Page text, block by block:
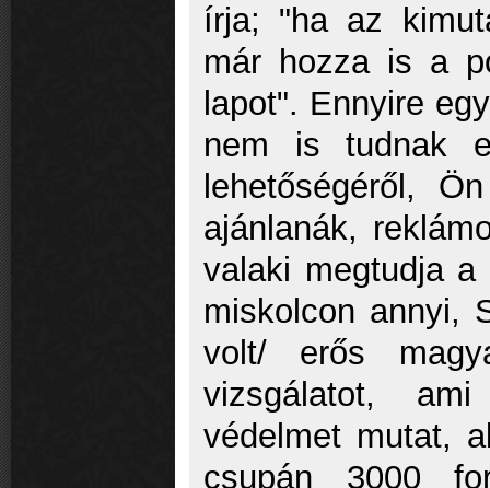
írja; "ha az
már hozza is a
lapot". Ennyire
nem is tudnak
lehetőségéről,
ajánlanák,
valaki megtudja
miskolcon annyi,
volt/ erős
vizsgálatot,
védelmet mutat,
csupán 3000